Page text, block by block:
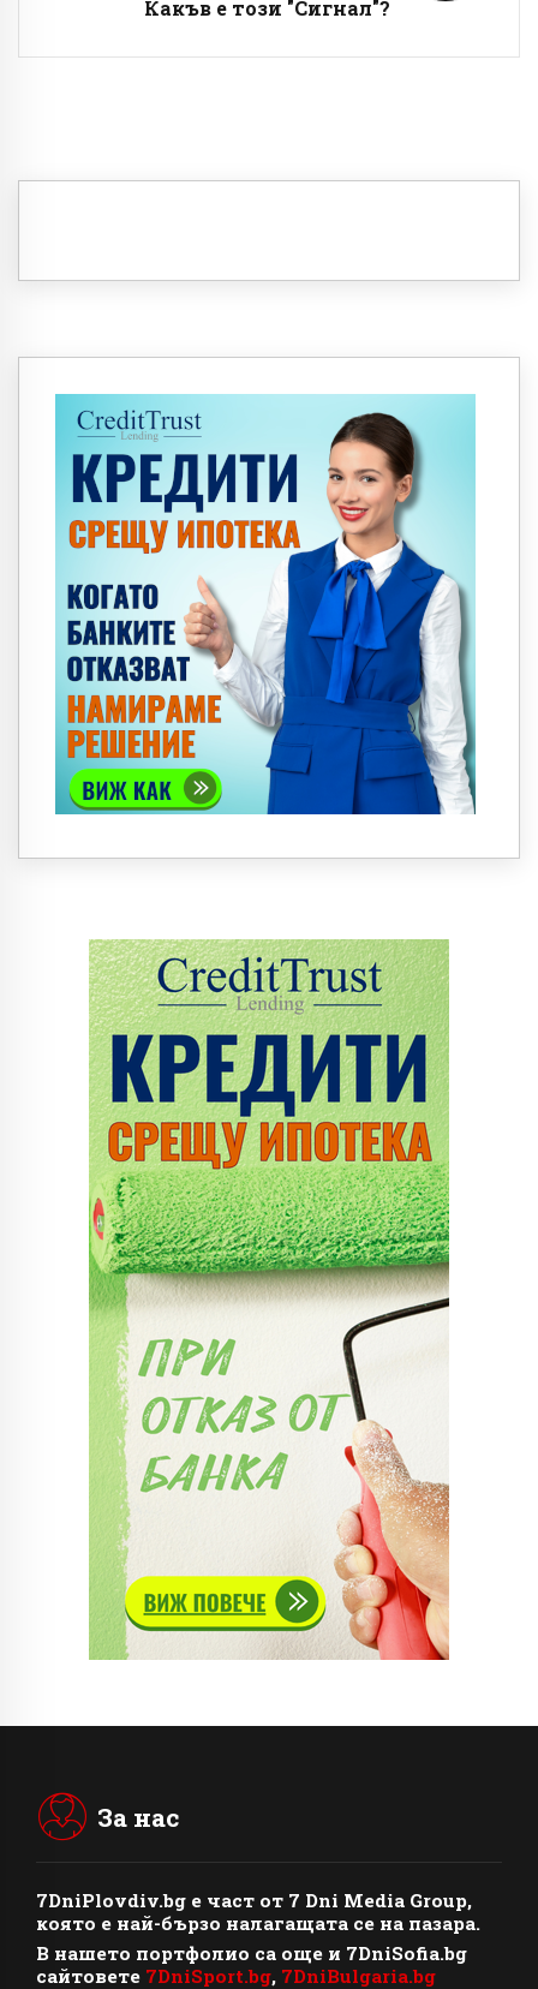
Какъв е този "Сигнал"?
За нас
7DniPlovdiv.bg e част от 7 Dni Media Group,
която е най-бързо налагащата се на пазара.
В нашето портфолио са още и 7DniSofia.bg
сайтовете 7DniSport.bg, 7DniBulgaria.bg